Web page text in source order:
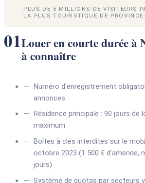
PLUS DE 5 MILLIONS DE VISITEURS
LA PLUS TOURISTIQUE DE PROVINCE
01Louer en courte durée à
à connaître
Numéro d'enregistrement
annonces
Résidence principale : 90 jours de
maximum
Boîtes à clés interdites sur le
octobre 2023 (1 500 € d'amende,
jours)
Système de quotas par secteurs